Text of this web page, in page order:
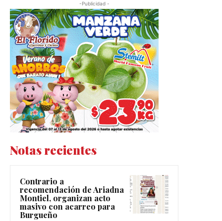
-Publicidad -
Notas recientes
Contrario a
recomendación de Ariadna
Montiel, organizan acto
masivo con acarreo para
Burgueño